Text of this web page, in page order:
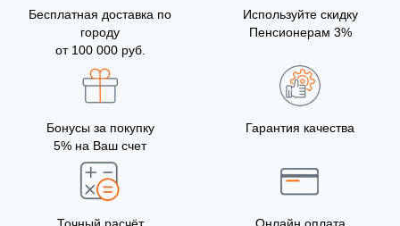
Бесплатная доставка по
городу
от 100 000 руб.
Используйте скидку
Пенсионерам 3%
Бонусы за покупку
5% на Ваш счет
Гарантия качества